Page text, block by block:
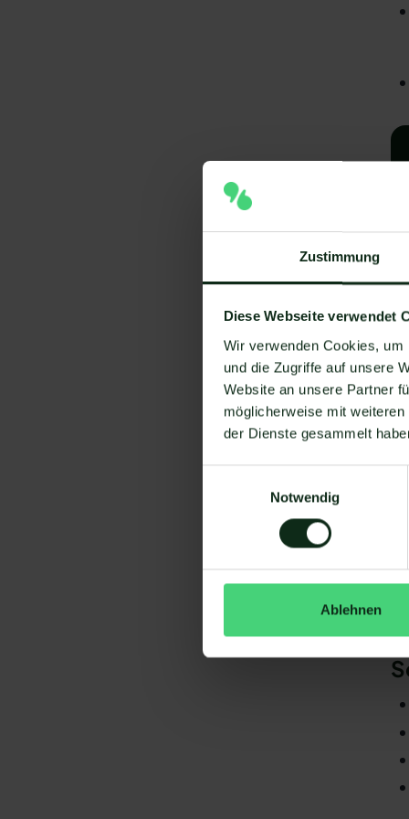
Zustimmung
Diese Webseite verwendet
Wir verwenden Cookies,
und die Zugriffe auf unsere
Website an unsere Partner
möglicherweise mit
der Dienste gesammelt
Notwendig
Ablehnen